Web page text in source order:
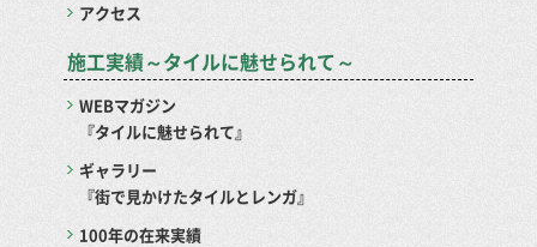
アクセス
施工実績～タイルに魅せられて～
WEBマガジン
『タイルに魅せられて』
ギャラリー
『街で見かけたタイルとレンガ』
100年の在来実績